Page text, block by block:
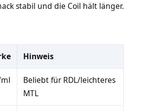
stabil und die Coil hält länger.
Hinweis
Beliebt für RDL/leichteres
MTL